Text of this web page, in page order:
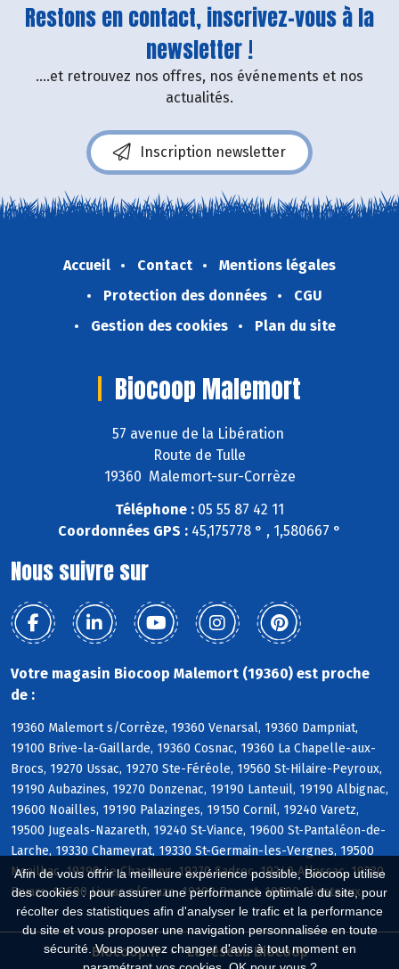
Afin de vous offrir la meilleure expérience possible, Biocoop utilise
des cookies : pour assurer une performance optimale du site, pour
récolter des statistiques afin d'analyser le trafic et la performance
du site et vous proposer une navigation personnalisée en toute
sécurité. Vous pouvez changer d'avis à tout moment en
Restons en contact, inscrivez-vous à la
newsletter !
....et retrouvez nos offres, nos événements et nos
actualités.
Inscription newsletter
Accueil Contact
Mentions légales
Protection des données
CGU
Gestion des cookies
Plan du site
Biocoop Malemort
57 avenue de la Libération
Route de Tulle
19360 Malemort-sur-Corrèze
Téléphone : 05 55 87 42 11
Coordonnées GPS : 45,175778 ° , 1,580667 °
Nous suivre sur
Votre magasin Biocoop Malemort (19360) est proche
de :
19360 Malemort s/Corrèze, 19360 Venarsal, 19360 Dampniat,
19100 Brive-la-Gaillarde, 19360 Cosnac, 19360 La Chapelle-aux-
Brocs, 19270 Ussac, 19270 Ste-Féréole, 19560 St-Hilaire-Peyroux,
19190 Aubazines, 19270 Donzenac, 19190 Lanteuil, 19190 Albignac,
19600 Noailles, 19190 Palazinges, 19150 Cornil, 19240 Varetz,
19500 Jugeals-Nazareth, 19240 St-Viance, 19600 St-Pantaléon-de-
Larche, 19330 Chameyrat, 19330 St-Germain-les-Vergnes, 19500
Noailhac, 19190 Le Chastang, 19270 Sadroc, 19240 Allassac, 19330
Favars, 19600 Lissac s/Couze, 19190 Beynat, 19600 Chasteaux
Biocoop.fr
Le réseau Biocoop